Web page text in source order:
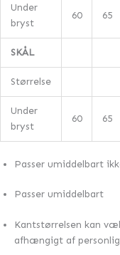
Under
bryst
60 65
SKÅL
Størrelse
Under
bryst
60 65
Passer umiddelbart
Passer umiddelbart
Kantstørrelsen kan
afhængigt af